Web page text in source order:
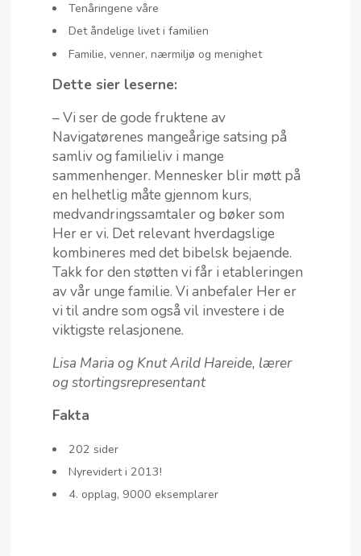
Tenåringene våre
Det åndelige livet i familien
Familie, venner, nærmiljø og menighet
Dette sier leserne:
– Vi ser de gode fruktene av
Navigatørenes mangeårige satsing på
samliv og familieliv i mange
sammenhenger. Mennesker blir møtt på
en helhetlig måte gjennom kurs,
medvandringssamtaler og bøker som
Her er vi. Det relevant hverdagslige
kombineres med det bibelsk bejaende.
Takk for den støtten vi får i etableringen
av vår unge familie. Vi anbefaler Her er
vi til andre som også vil investere i de
viktigste relasjonene.
Lisa Maria og Knut Arild Hareide, lærer
og stortingsrepresentant
Fakta
202 sider
Nyrevidert i 2013!
4. opplag, 9000 eksemplarer